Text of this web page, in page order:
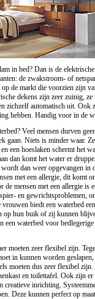
in bed? Dan is de
de zwakstroom- of
de markt die voorzien zijn
dekens zijn zeer zuinig,
zichzelf automatisch uit. Ook
hebben. Handig voor in de
Veel mensen durven
gaan. Niets is minder waar.
een hoeslaken schermt het
dan komt het water er
dan weer opgevangen in
met een allergie, dit komt
de mensen met een allergie is
en gewrichtsproblemen,
biedt een waterbed
op hun buik of zij kunnen
waterbed voor bedlegerige
moeten zeer flexibel zijn.
in kunnen worden
moeten dus zeer flexibel
en toilettafel. Ook zijn
creatieve inrichting.
Deze kunnen perfect op